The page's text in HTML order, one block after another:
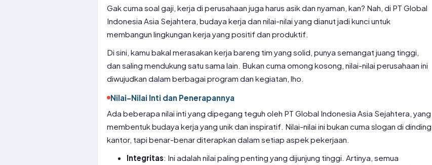
Gak cuma soal gaji, kerja di perusahaan juga harus asik dan nyaman, kan? Nah, di PT Global
Indonesia Asia Sejahtera, budaya kerja dan nilai-nilai yang dianut jadi kunci untuk
membangun lingkungan kerja yang positif dan produktif.
Di sini, kamu bakal merasakan kerja bareng tim yang solid, punya semangat juang tinggi,
dan saling mendukung satu sama lain. Bukan cuma omong kosong, nilai-nilai perusahaan ini
diwujudkan dalam berbagai program dan kegiatan, lho.
Nilai-Nilai Inti dan Penerapannya
Ada beberapa nilai inti yang dipegang teguh oleh PT Global Indonesia Asia Sejahtera, yang
membentuk budaya kerja yang unik dan inspiratif. Nilai-nilai ini bukan cuma slogan di dinding
kantor, tapi benar-benar diterapkan dalam setiap aspek pekerjaan.
Integritas: Ini adalah nilai paling penting yang dijunjung tinggi. Artinya, semua